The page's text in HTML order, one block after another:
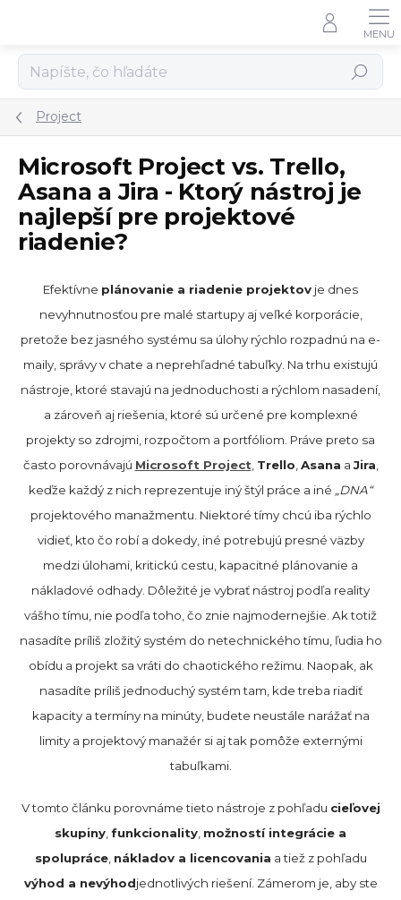
Hľadať
Project
Microsoft Project vs. Trello,
Asana a Jira - Ktorý nástroj je
najlepší pre projektové
riadenie?
Efektívne plánovanie a riadenie projektov je dnes
nevyhnutnosťou pre malé startupy aj veľké korporácie,
pretože bez jasného systému sa úlohy rýchlo rozpadnú na e-
maily, správy v chate a neprehľadné tabuľky. Na trhu existujú
nástroje, ktoré stavajú na jednoduchosti a rýchlom nasadení,
a zároveň aj riešenia, ktoré sú určené pre komplexné
projekty so zdrojmi, rozpočtom a portfóliom. Práve preto sa
často porovnávajú Microsoft Project Trello Asana aJira
keďže každý z nich reprezentuje iný štýl práce a iné „DNA“
projektového manažmentu. Niektoré tímy chcú iba rýchlo
vidieť, kto čo robí a dokedy, iné potrebujú presné väzby
medzi úlohami, kritickú cestu, kapacitné plánovanie a
nákladové odhady. Dôležité je vybrať nástroj podľa reality
vášho tímu, nie podľa toho, čo znie najmodernejšie. Ak totiž
nasadíte príliš zložitý systém do netechnického tímu, ľudia ho
obídu a projekt sa vráti do chaotického režimu. Naopak, ak
nasadíte príliš jednoduchý systém tam, kde treba riadiť
kapacity a termíny na minúty, budete neustále narážať na
limity a projektový manažér si aj tak pomôže externými
tabuľkami.
V tomto článku porovnáme tieto nástroje z pohľadu cieľovej
skupiny funkcionality možností integrácie a
spolupráce, nákladov a licencovania a tiež z pohľadu
výhod a nevýhodjednotlivých riešení. Zámerom je, aby ste